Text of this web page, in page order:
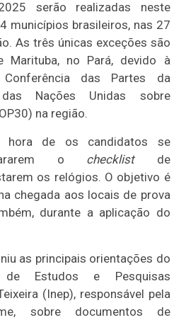
serão realizadas neste
municípios brasileiros, nas 27
As três únicas exceções são
Marituba, no Pará, devido à
das Partes da
das Nações Unidas sobre
na região.
hora de os candidatos se
o checklistde
os relógios. O objetivo é
chegada aos locais de prova
durante a aplicação do
as principais orientações do
de Estudos e Pesquisas
(Inep), responsável pela
sobre documentos de